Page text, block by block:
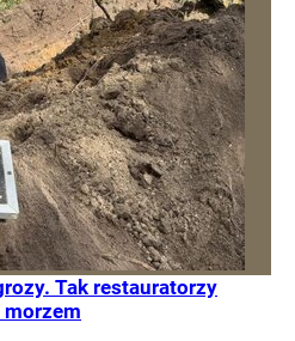
Tak restauratorzy